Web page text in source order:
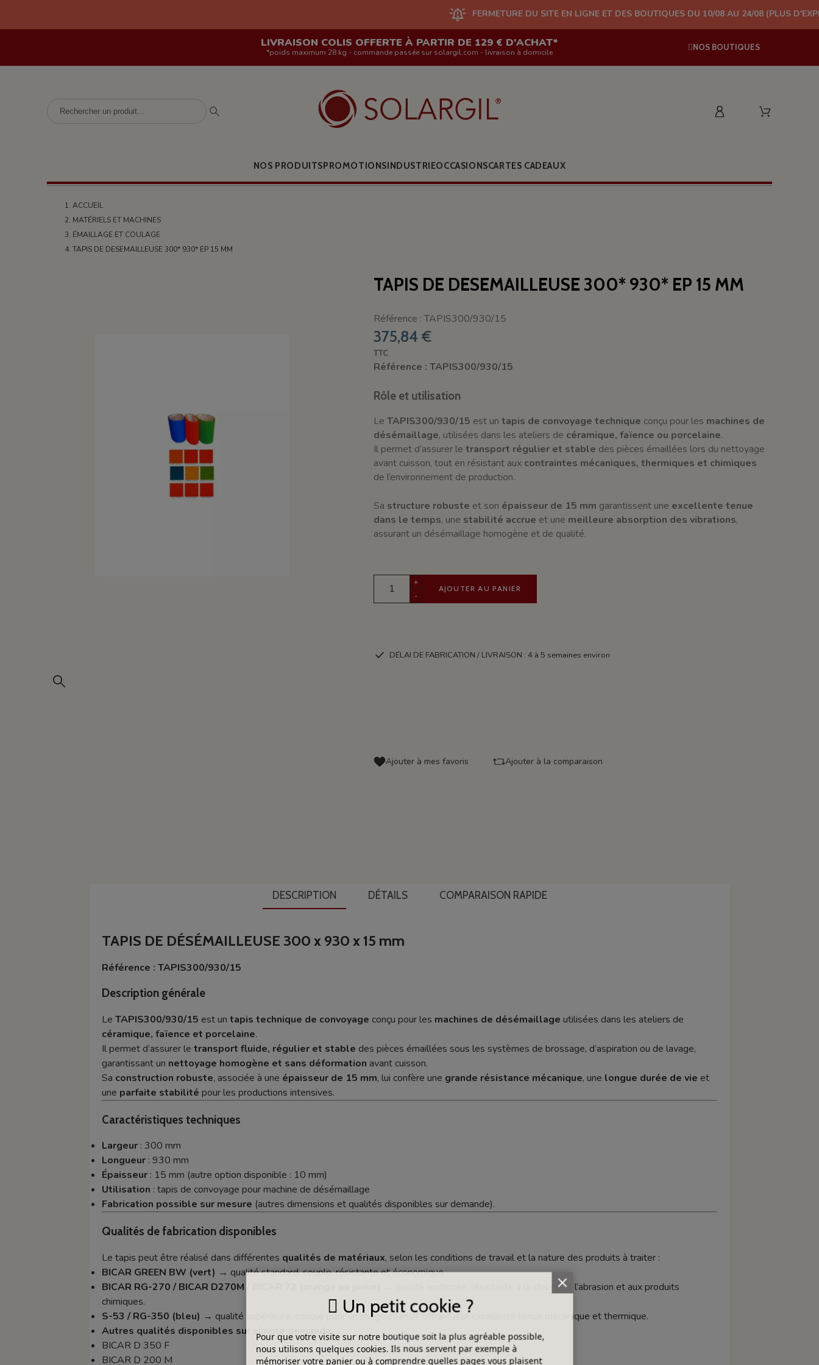
FERMETURE DU SITE EN LIGNE ET DES BOUTIQUES DU 10/08 AU 24/08 (PLUS D'EXPÉDITION À
LIVRAISON COLIS OFFERTE À PARTIR DE 129 € D'ACHAT*
*poids maximum 28 kg - commande passée sur solargil.com - livraison à domicile
NOS BOUTIQUES
NOS PRODUITSPROMOTIONSINDUSTRIEOCCASIONSCARTES CADEAUX
ACCUEIL
MATÉRIELS ET MACHINES
ÉMAILLAGE ET COULAGE
TAPIS DE DESEMAILLEUSE 300* 930* EP 15 MM
TAPIS DE DESEMAILLEUSE 300* 930* EP 15 MM
Référence : TAPIS300/930/15
375,84 €
TTC
Référence : TAPIS300/930/15
Rôle et utilisation
Le TAPIS300/930/15 est un tapis de convoyage technique conçu pour les machines de
désémaillage, utilisées dans les ateliers de céramique, faïence ou porcelaine.
Il permet d’assurer le transport régulier et stable des pièces émaillées lors du nettoyage
avant cuisson, tout en résistant aux contraintes mécaniques, thermiques et chimiques
de l’environnement de production.
Sa structure robuste et son épaisseur de 15 mm garantissent une excellente tenue
dans le temps, une stabilité accrue et une meilleure absorption des vibrations,
assurant un désémaillage homogène et de qualité.
+
-
AJOUTER AU PANIER
DÉLAI DE FABRICATION / LIVRAISON : 4 à 5 semaines environ
Ajouter à mes favoris Ajouter à la comparaison
DESCRIPTION DÉTAILS COMPARAISON RAPIDE
TAPIS DE DÉSÉMAILLEUSE 300 x 930 x 15 mm
Référence : TAPIS300/930/15
Description générale
Le TAPIS300/930/15 est un tapis technique de convoyage conçu pour les machines de désémaillage utilisées dans les ateliers de
céramique, faïence et porcelaine.
Il permet d’assurer le transport fluide, régulier et stable des pièces émaillées sous les systèmes de brossage, d’aspiration ou de lavage,
garantissant un nettoyage homogène et sans déformation avant cuisson.
Sa construction robuste, associée à une épaisseur de 15 mm, lui confère une grande résistance mécanique, une longue durée de vie et
une parfaite stabilité pour les productions intensives.
Caractéristiques techniques
Largeur: 300 mm
Longueur: 930 mm
Épaisseur: 15 mm (autre option disponible : 10 mm)
Utilisation : tapis de convoyage pour machine de désémaillage
Fabrication possible sur mesure (autres dimensions et qualités disponibles sur demande).
Qualités de fabrication disponibles
Le tapis peut être réalisé dans différentes qualités de matériaux, selon les conditions de travail et la nature des produits à traiter :
BICAR GREEN BW (vert) → qualité standard, souple, résistante et économique.
BICAR RG-270 / BICAR D270M / BICAR 72 (orange ou jaune)
→ qualité renforcée, résistante à la chaleur, à l’abrasion et aux produits
chimiques.
S-53 / RG-350 (bleu) → qualité supérieure, conçue pour un usage intensif, offrant une excellente tenue mécanique et thermique.
Autres qualités disponibles sur simple demande:
BICAR D 350 F
BICAR D 200 M
Un petit cookie ?
Pour que votre visite sur notre boutique soit la plus agréable possible,
nous utilisons quelques cookies. Ils nous servent par exemple à
mémoriser votre panier ou à comprendre quelles pages vous plaisent